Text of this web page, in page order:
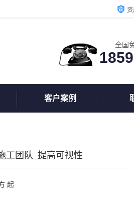
资
全国
客户案例
工团队_提高可视性
起